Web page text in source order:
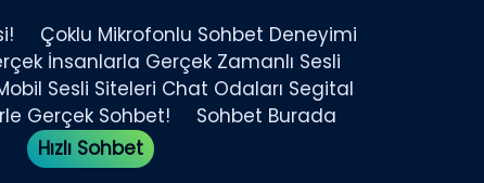
Çoklu Mikrofonlu Sohbet Deneyimi
İnsanlarla Gerçek Zamanlı Sesli
Sesli Siteleri Chat Odaları Segital
Gerçek Sohbet!
Sohbet Burada
Hızlı Sohbet